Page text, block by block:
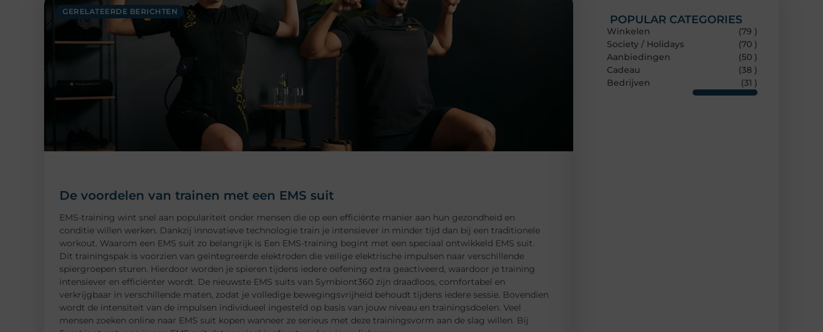
GERELATEERDE BERICHTEN
De voordelen van trainen met een EMS suit
EMS-training wint snel aan populariteit onder mensen die op een efficiënte manier aan hun gezondheid en
conditie willen werken. Dankzij innovatieve technologie train je intensiever in minder tijd dan bij een traditionele
workout. Waarom een EMS suit zo belangrijk is Een EMS-training begint met een speciaal ontwikkeld EMS suit.
Dit trainingspak is voorzien van geïntegreerde elektroden die veilige elektrische impulsen naar verschillende
spiergroepen sturen. Hierdoor worden je spieren tijdens iedere oefening extra geactiveerd, waardoor je training
intensiever en efficiënter wordt. De nieuwste EMS suits van Symbiont360 zijn draadloos, comfortabel en
verkrijgbaar in verschillende maten, zodat je volledige bewegingsvrijheid behoudt tijdens iedere sessie. Bovendien
wordt de intensiteit van de impulsen individueel ingesteld op basis van jouw niveau en trainingsdoelen. Veel
mensen zoeken online naar EMS suit kopen wanneer ze serieus met deze trainingsvorm aan de slag willen. Bij
POPULAR CATEGORIES
Winkelen
(79 )
Society / Holidays
(70 )
Aanbiedingen
(50 )
Cadeau
(38 )
Bedrijven
(31 )